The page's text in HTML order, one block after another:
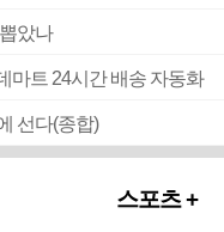
았나
마트 24시간 배송 자동화
선다(종합)
스포츠 +